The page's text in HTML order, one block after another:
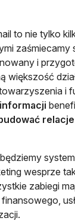
to nie tylko
zaśmiecamy
i
większość
i
relacje
wesprze
zabiegi